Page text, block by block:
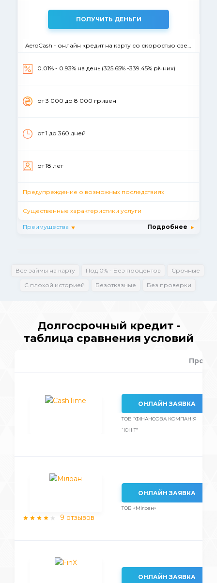
ПОЛУЧИТЬ ДЕНЬГИ
AeroCash - онлайн кредит на карту со скоростью света
0.01% - 0.93% на день (325.65% -339.45% річних)
от 3 000 до 8 000 гривен
от 1 до 360 дней
от 18 лет
Предупреждение о возможных последствиях
Существенные характеристики услуги
Преимущества Подробнее
Все займы на карту Под 0% - Без процентов
Срочные
С плохой историей
Безотказные Без проверки
Долгосрочный кредит -
таблица сравнения условий
ОНЛАЙН ЗАЯВКА
ТОВ “ФІНАНСОВА КОМПАНІЯ
“ЮНІТ”
9 отзывов
ОНЛАЙН ЗАЯВКА
ТОВ «Мілоан»
ОНЛАЙН ЗАЯВКА